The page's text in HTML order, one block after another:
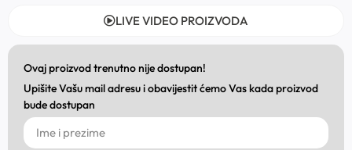
LIVE VIDEO PROIZVODA
Ovaj proizvod trenutno nije dostupan!
Upišite Vašu mail adresu i obavijestit ćemo Vas kada proizvod
bude dostupan